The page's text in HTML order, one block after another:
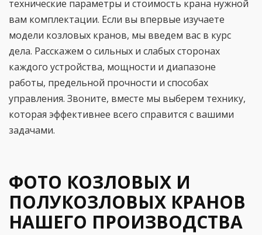
технические параметры и стоимость крана нужной
вам комплектации. Если вы впервые изучаете
модели козловых кранов, мы введем вас в курс
дела. Расскажем о сильных и слабых сторонах
каждого устройства, мощности и диапазоне
работы, предельной прочности и способах
управления. Звоните, вместе мы выберем технику,
которая эффективнее всего справится с вашими
задачами.
ФОТО КОЗЛОВЫХ И
ПОЛУКОЗЛОВЫХ КРАНОВ
НАШЕГО ПРОИЗВОДСТВА